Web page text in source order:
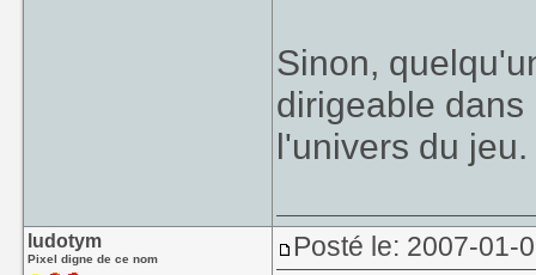
Sinon,
dirigeable
l'univers du jeu.
ludotym
Pixel digne de ce nom Posté le: 2007-01-